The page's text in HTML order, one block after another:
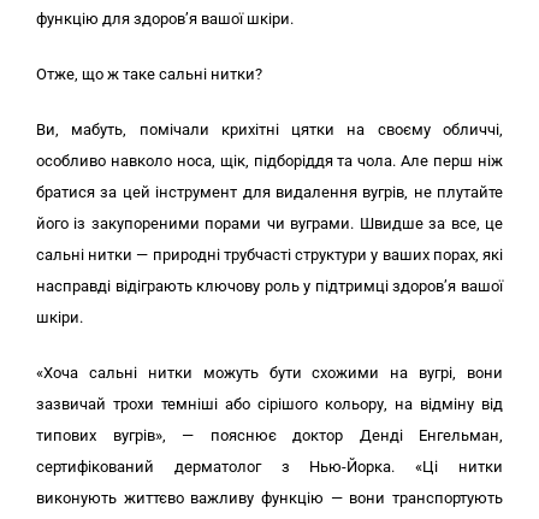
функцію для здоров’я вашої шкіри.
Отже, що ж таке сальні нитки?
Ви, мабуть, помічали крихітні цятки на своєму обличчі,
особливо навколо носа, щік, підборіддя та чола. Але перш ніж
братися за цей інструмент для видалення вугрів, не плутайте
його із закупореними порами чи вуграми. Швидше за все, це
сальні нитки — природні трубчасті структури у ваших порах, які
насправді відіграють ключову роль у підтримці здоров’я вашої
шкіри.
«Хоча сальні нитки можуть бути схожими на вугрі, вони
зазвичай трохи темніші або сірішого кольору, на відміну від
типових вугрів», — пояснює доктор Денді Енгельман,
сертифікований дерматолог з Нью-Йорка. «Ці нитки
виконують життєво важливу функцію — вони транспортують